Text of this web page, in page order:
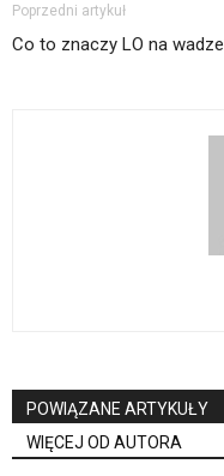
Poprzedni artykuł
Co to znaczy LO na
POWIĄZANE ARTYKUŁY
WIĘCEJ OD AUTORA